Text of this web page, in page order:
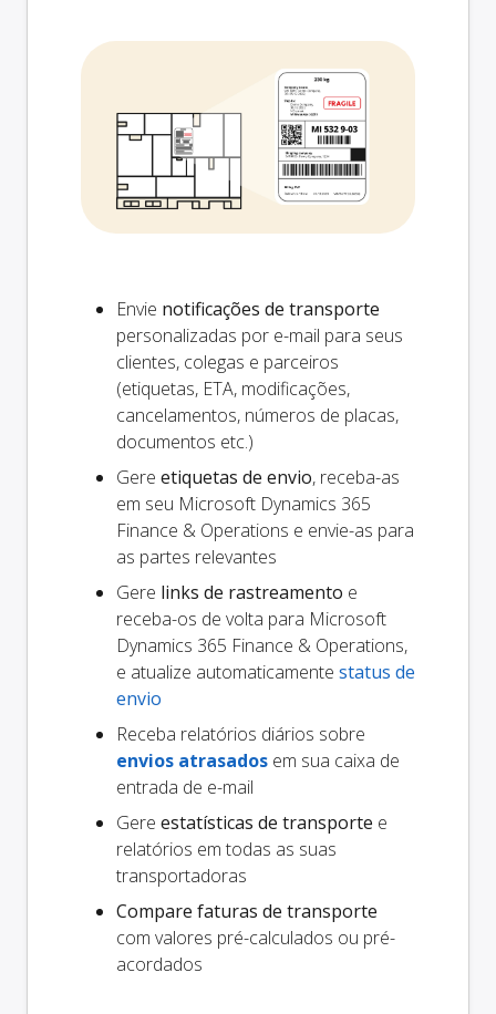
Envie notificações de transporte
personalizadas por e-mail para seus
clientes, colegas e parceiros
(etiquetas, ETA, modificações,
cancelamentos, números de placas,
documentos etc.)
Gere etiquetas de envio, receba-as
em seu Microsoft Dynamics 365
Finance & Operations e envie-as para
as partes relevantes
Gere links de rastreamento e
receba-os de volta para Microsoft
Dynamics 365 Finance & Operations,
e atualize automaticamente status de
envio
Receba relatórios diários sobre
envios atrasados em sua caixa de
entrada de e-mail
Gere estatísticas de transporte e
relatórios em todas as suas
transportadoras
Compare faturas de transporte
com valores pré-calculados ou pré-
acordados